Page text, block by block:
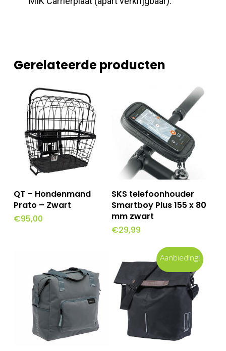
Gerelateerde producten
Toevoegen Aan
Winkelwagen
QT – Hondenmand
Prato – Zwart
€95,00
Toevoegen Aan
Winkelwagen
SKS telefoonhouder
Smartboy Plus 155 x 80
mm zwart
€29,99
Aanbieding!